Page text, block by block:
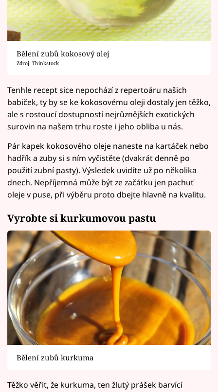
Bělení zubů kokosový olej
Zdroj: Thinkstock
Tenhle recept sice nepochází z repertoáru našich
babiček, ty by se ke kokosovému oleji dostaly jen těžko,
ale s rostoucí dostupností nejrůznějších exotických
surovin na našem trhu roste i jeho obliba u nás.
Pár kapek kokosového oleje naneste na kartáček nebo
hadřík a zuby si s ním vyčistěte (dvakrát denně po
použití zubní pasty). Výsledek uvidíte už po několika
dnech. Nepříjemná může být ze začátku jen pachuť
oleje v puse, při výběru proto dbejte hlavně na kvalitu.
Vyrobte si kurkumovou pastu
Bělení zubů kurkuma
Těžko věřit, že kurkuma, ten žlutý prášek barvící